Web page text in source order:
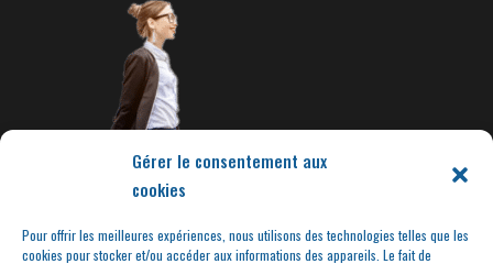
Gérer le consentement aux
cookies
Pour offrir les meilleures expériences, nous utilisons des technologies telles que les
cookies pour stocker et/ou accéder aux informations des appareils. Le fait de